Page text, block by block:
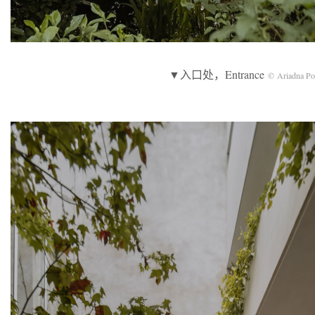
▼入口处，Entrance © Ariadna